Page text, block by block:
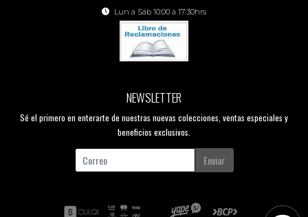
Lun a Sáb 10:00 a 17:30hrs
NEWSLETTER
Sé el primero en enterarte de nuestras nuevas colecciones, ventas especiales y
beneficios exclusivos.
Enviar